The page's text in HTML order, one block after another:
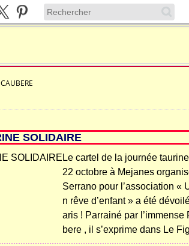
SOLIDAIRE
Le cartel de la journée
22 octobre à Mejanes
Serrano pour l’association «
n rêve d’enfant » a été
aris ! Parrainé par l’immense
bere , il s’exprime dans Le